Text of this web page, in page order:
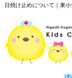
日焼け止めについて｜東